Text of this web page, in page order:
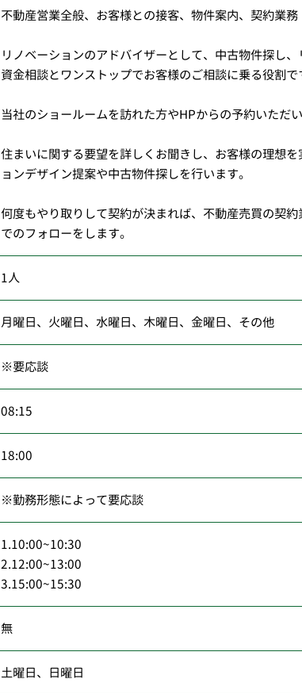
不動産営業全般、お客様との接客、物件案内、契約業務
リノベーションのアドバイザーとして、中古物件探し
資金相談とワンストップでお客様のご相談に乗る役割で
当社のショールームを訪れた方やHPからの予約いただ
住まいに関する要望を詳しくお聞きし、お客様の理想
ョンデザイン提案や中古物件探しを行います。
何度もやり取りして契約が決まれば、不動産売買の契
でのフォローをします。
1人
月曜日、火曜日、水曜日、木曜日、金曜日、その他
※要応談
08:15
18:00
※勤務形態によって要応談
1.10:00~10:30
2.12:00~13:00
3.15:00~15:30
無
土曜日、日曜日